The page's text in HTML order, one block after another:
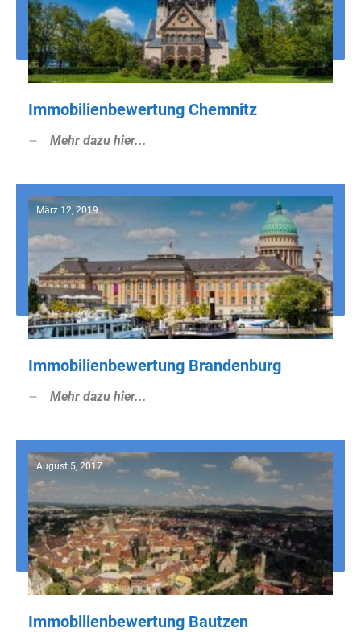
Immobilienbewertung Chemnitz
Mehr dazu hier...
März 12, 2019
Immobilienbewertung Brandenburg
Mehr dazu hier...
August 5, 2017
Immobilienbewertung Bautzen